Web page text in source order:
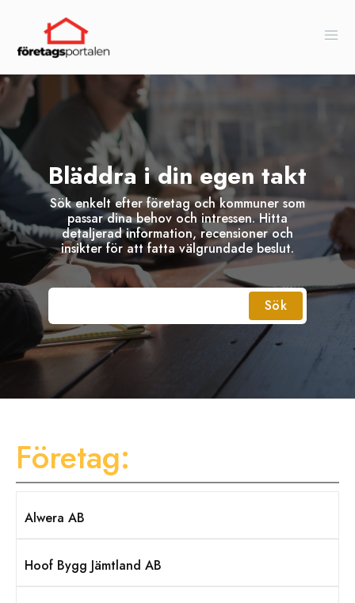
Bläddra i din egen takt
Sök enkelt efter företag och kommuner som
passar dina behov och intressen. Hitta
detaljerad information, recensioner och
insikter för att fatta välgrundade beslut.
Sök
Företag:
Alwera AB
Hoof Bygg Jämtland AB